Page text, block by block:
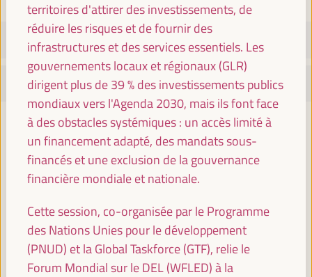
MARDI 1 AVRIL
MERCREDI 2 AVRIL
08:30
09:30
territoires d'attirer des investissements, de
réduire les risques et de fournir des
infrastructures et des services essentiels. Les
gouvernements locaux et régionaux (GLR)
dirigent plus de 39 % des investissements publics
mondiaux vers l'Agenda 2030, mais ils font face
à des obstacles systémiques : un accès limité à
un financement adapté, des mandats sous-
financés et une exclusion de la gouvernance
financière mondiale et nationale.
Cette session, co-organisée par le Programme
des Nations Unies pour le développement
(PNUD) et la Global Taskforce (GTF), relie le
Forum Mondial sur le DEL (WFLED) à la